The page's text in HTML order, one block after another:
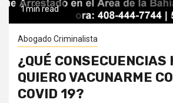
1 min read
Abogado Criminalista
¿QUÉ CONSECUENCIAS
QUIERO VACUNARME
COVID 19?